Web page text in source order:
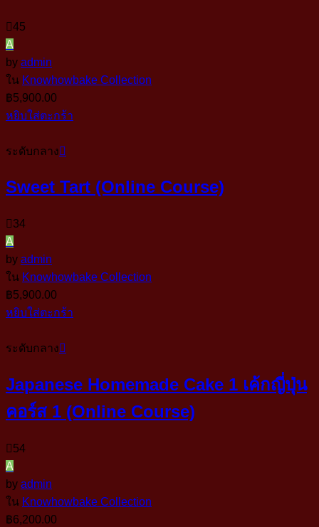
45
A
by admin
ใน Knowhowbake Collection
฿5,900.00
หยิบใส่ตะกร้า
ระดับกลาง
Sweet Tart (Online Course)
34
A
by admin
ใน Knowhowbake Collection
฿5,900.00
หยิบใส่ตะกร้า
ระดับกลาง
Japanese Homemade Cake 1 เค้กญี่ปุ่น
คอร์ส 1 (Online Course)
54
A
by admin
ใน Knowhowbake Collection
฿6,200.00